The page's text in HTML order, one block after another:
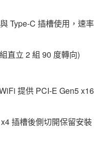
Type-C 插槽使用，速率
直立 2 組 90 度轉向)
提供 PCI-E Gen5 x16
插槽後側切開保留安裝